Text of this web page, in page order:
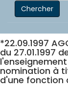
Chercher
*22.09.1997
du 27.01.1997
nomination à
d'une fonction